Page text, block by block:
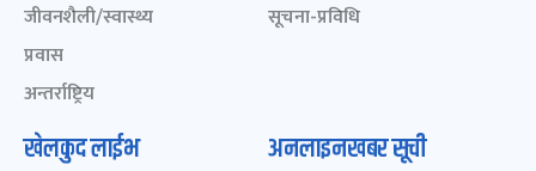
जीवनशैली/स्वास्थ्य
प्रवास
अन्तर्राष्ट्रिय
सूचना-प्रविधि
खेलकुद लाईभ अनलाइनखबर सूची